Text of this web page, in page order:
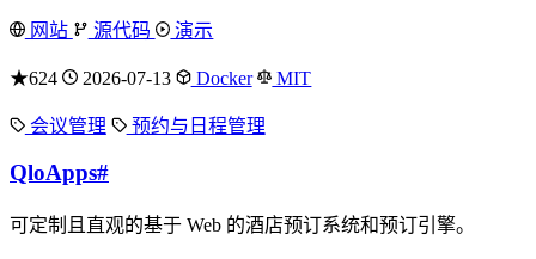
网站 源代码 演示
★624 2026-07-13 Docker MIT
会议管理 预约与日程管理
QloApps#
可定制且直观的基于 Web 的酒店预订系统和预订引擎。